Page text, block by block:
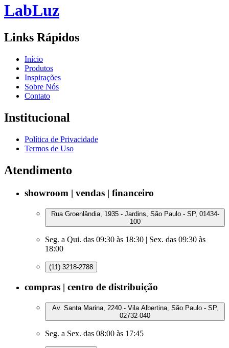
LabLuz
Links Rápidos
Início
Produtos
Inspirações
Sobre Nós
Contato
Institucional
Política de Privacidade
Termos de Uso
Atendimento
showroom | vendas | financeiro
Rua Groenlândia, 1935 - Jardins, São Paulo - SP, 01434-
100
Seg. a Qui. das 09:30 às 18:30 | Sex. das 09:30 às
18:00
(11) 3218-2788
compras | centro de distribuição
Av. Santa Marina, 2240 - Vila Albertina, São Paulo - SP,
02732-040
Seg. a Sex. das 08:00 às 17:45